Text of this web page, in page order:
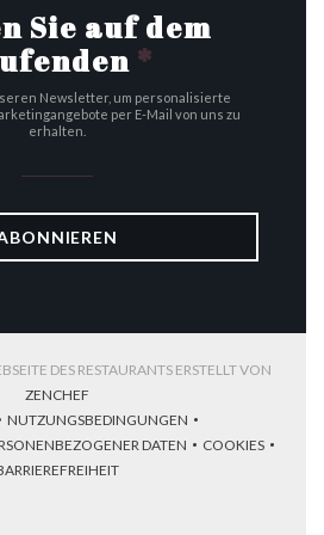
Sie auf dem
*
Newsletter, um personalisierte
per E-Mail von uns zu
erhalten.
DES RESTAURANTS ERSTELLT VON
ZENCHEF
EIN NEUES FENSTER))
NUTZUNGSBEDINGUNGEN
((ÖFFNET EIN NEUES FENSTER))
DATEN
((ÖFFNET EIN NEUES FENSTER))
COOKIES
((ÖFFNET
((ÖFFNET EIN NEUES FENSTER))